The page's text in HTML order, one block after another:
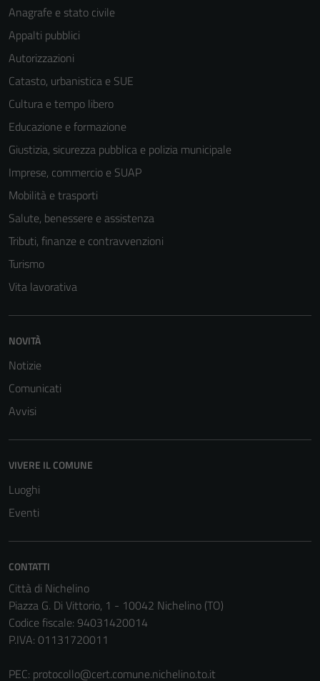
Anagrafe e stato civile
Appalti pubblici
Autorizzazioni
Catasto, urbanistica e SUE
Cultura e tempo libero
Educazione e formazione
Giustizia, sicurezza pubblica e polizia municipale
Imprese, commercio e SUAP
Mobilità e trasporti
Salute, benessere e assistenza
Tributi, finanze e contravvenzioni
Turismo
Vita lavorativa
NOVITÀ
Notizie
Comunicati
Avvisi
VIVERE IL COMUNE
Luoghi
Eventi
CONTATTI
Città di Nichelino
Piazza G. Di Vittorio, 1 - 10042 Nichelino (TO)
Codice fiscale: 94031420014
P.IVA: 01131720011
PEC: protocollo@cert.comune.nichelino.to.it